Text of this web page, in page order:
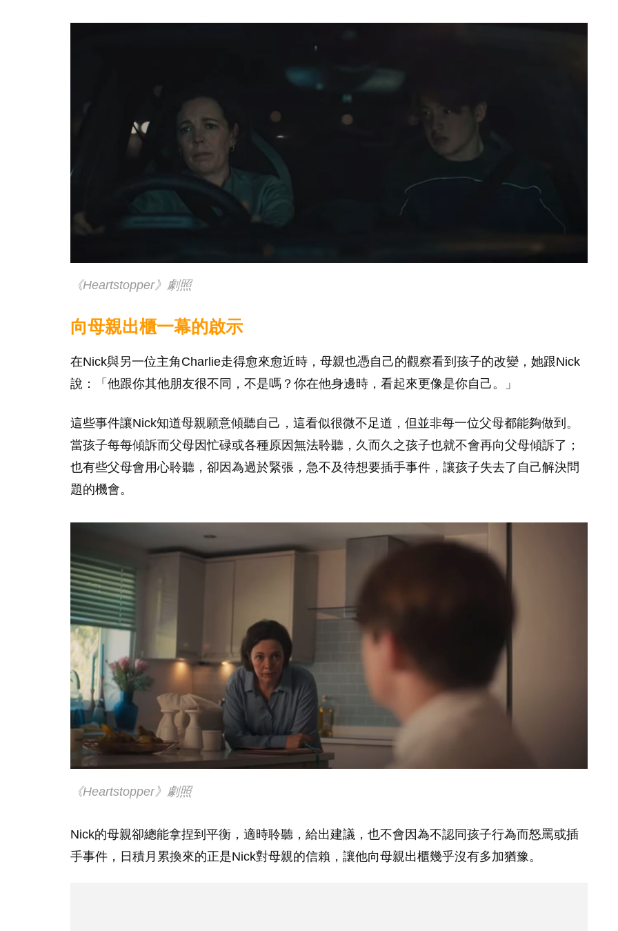
《Heartstopper》劇照
向母親出櫃一幕的啟示
在Nick與另一位主角Charlie走得愈來愈近時，母親也憑自己的觀察看到孩子的改變，她跟Nick
說：「他跟你其他朋友很不同，不是嗎？你在他身邊時，看起來更像是你自己。」
這些事件讓Nick知道母親願意傾聽自己，這看似很微不足道，但並非每一位父母都能夠做到。
當孩子每每傾訴而父母因忙碌或各種原因無法聆聽，久而久之孩子也就不會再向父母傾訴了；
也有些父母會用心聆聽，卻因為過於緊張，急不及待想要插手事件，讓孩子失去了自己解決問
題的機會。
《Heartstopper》劇照
Nick的母親卻總能拿捏到平衡，適時聆聽，給出建議，也不會因為不認同孩子行為而怒罵或插
手事件，日積月累換來的正是Nick對母親的信賴，讓他向母親出櫃幾乎沒有多加猶豫。